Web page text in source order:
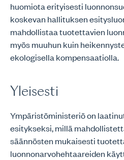
huomiota erityisesti
koskevan hallituksen
mahdollistaa tuotettavien
myös muuhun kuin
ekologisella kompensaatiolla.
Yleisesti
Ympäristöministeriö on
esitykseksi, millä
säännösten mukaisesti
luonnonarvohehtaareiden